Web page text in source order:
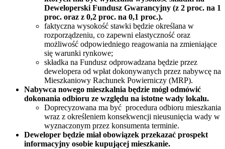
Deweloperski Fundusz Gwarancyjny (z 2 proc. na 1
proc. oraz z 0,2 proc. na 0,1 proc.).
faktyczna wysokość stawki będzie określana w
rozporządzeniu, co zapewni elastyczność oraz
możliwość odpowiedniego reagowania na zmieniające
się warunki rynkowe;
składka na Fundusz odprowadzana będzie przez
dewelopera od wpłat dokonywanych przez nabywcę na
Mieszkaniowy Rachunek Powierniczy (MRP).
Nabywca nowego mieszkalnia będzie mógł odmówić
dokonania odbioru ze względu na istotne wady lokalu.
Doprecyzowana ma być procedura odbioru mieszkania
wraz z określeniem konsekwencji nieusunięcia wady w
wyznaczonym przez konsumenta terminie.
Deweloper będzie miał obowiązek przekazać prospekt
informacyjny osobie kupującej mieszkanie.